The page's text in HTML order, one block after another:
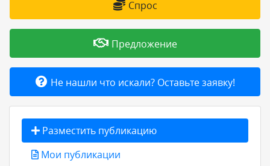
Товары и услуги
Добавить товар или услугу
Спрос
Предложение
Не нашли что искали? Оставьте заявку!
Разместить публикацию
Мои публикации